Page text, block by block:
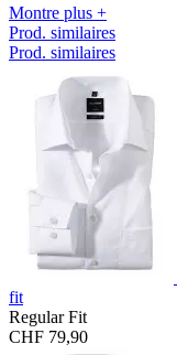
Montre plus +
Prod. similaires
Prod. similaires
fit
Regular Fit
CHF 79,90